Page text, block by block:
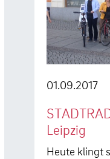
01.09.2017
Leipzig
Heute klingt